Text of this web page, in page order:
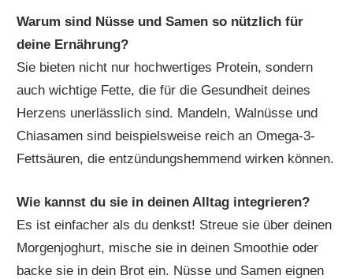
Warum sind Nüsse und Samen so nützlich für
deine Ernährung?
Sie bieten nicht nur hochwertiges Protein, sondern
auch wichtige Fette, die für die Gesundheit deines
Herzens unerlässlich sind. Mandeln, Walnüsse und
Chiasamen sind beispielsweise reich an Omega-3-
Fettsäuren, die entzündungshemmend wirken können.
Wie kannst du sie in deinen Alltag integrieren?
Es ist einfacher als du denkst! Streue sie über deinen
Morgenjoghurt, mische sie in deinen Smoothie oder
backe sie in dein Brot ein. Nüsse und Samen eignen